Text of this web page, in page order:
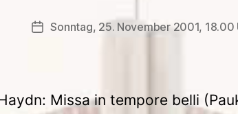
Veröffentlichungsdatum
Sonntag, 25. November 2001, 18.00
Missa in tempore belli